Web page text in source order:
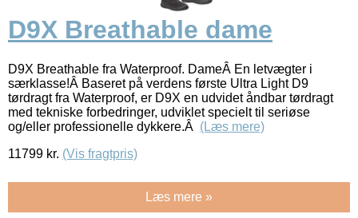
D9X Breathable dame
D9X Breathable fra Waterproof. DameÂ En letvægter i
særklasse!Â Baseret på verdens første Ultra Light D9
tørdragt fra Waterproof, er D9X en udvidet åndbar tørdragt
med tekniske forbedringer, udviklet specielt til seriøse
og/eller professionelle dykkere.Â (Læs mere)
11799 kr. (Vis fragtpris)
Læs mere »